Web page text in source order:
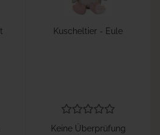
Kuscheltier - Eule
Keine Überprüfung